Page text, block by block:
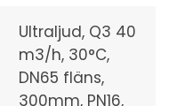
Ultraljud, Q3 40
m3/h, 30°C,
DN65 fläns,
300mm, PN16,